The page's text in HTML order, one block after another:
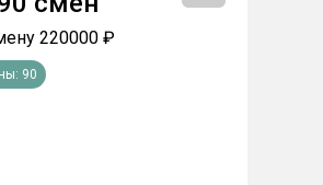
220000 ₽
90